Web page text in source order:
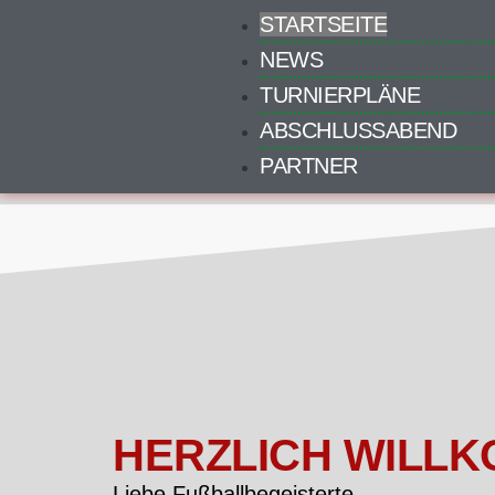
STARTSEITE
NEWS
TURNIERPLÄNE
ABSCHLUSSABEND
PARTNER
HERZLICH